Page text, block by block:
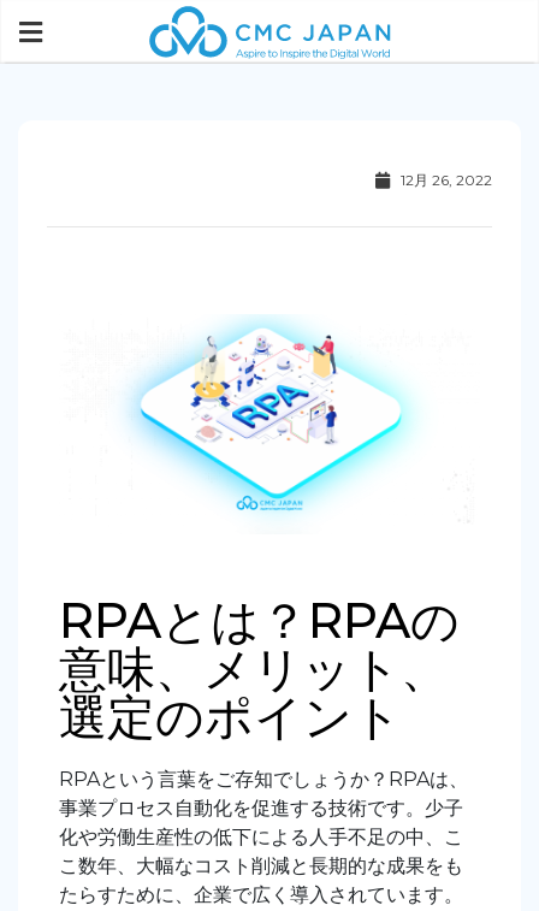
12月 26, 2022
RPAとは？RPAの
意味、メリット、
選定のポイント
RPAという言葉をご存知でしょうか？RPAは、
事業プロセス自動化を促進する技術です。少子
化や労働生産性の低下による人手不足の中、こ
こ数年、大幅なコスト削減と長期的な成果をも
たらすために、企業で広く導入されています。